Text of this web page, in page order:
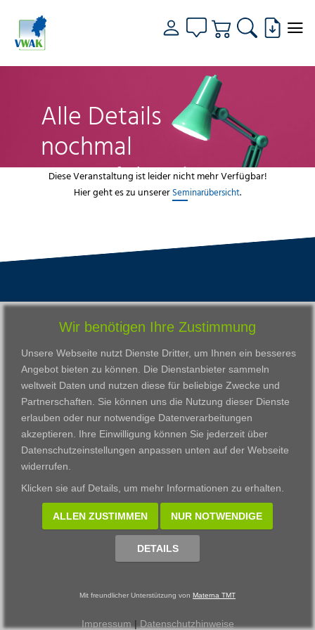
Alle Details
nochmal
genau fokussiert
Diese Veranstaltung ist leider nicht mehr Verfügbar!
Hier geht es zu unserer Seminarübersicht.
VWAK
Karriere
Kontakt
Download
Impressum
Datenschutzerklärung
Standorte
Darmstadt
Frankfurt am Main
Gießen
Kassel
Wiesbaden
Fortbildungszentrum
Bildungsangebot
Ausbildung
Zertifikatslehrgänge
Fortbildung
© 2002 - 2026 Materna TMT GmbH, powered by CARUSO
Wir benötigen Ihre Zustimmung
Unsere Webseite nutzt Dienste Dritter, um Ihnen ein besseres
Angebot bieten zu können. Die Dienstanbieter sammeln
weltweit Daten und nutzen diese für beliebige Zwecke und
Partnerschaften. Sie können uns die Nutzung dieser Dienste
erlauben oder nur notwendige Datenverarbeitungen
akzeptieren. Ihre Einwilligung können Sie jederzeit über
Datenschutzeinstellungen anpassen unten auf der Webseite
widerrufen.
Klicken sie auf Details, um mehr Informationen zu erhalten.
ALLEN ZUSTIMMEN NUR NOTWENDIGE
DETAILS
Mit freundlicher Unterstützung von Materna TMT
Impressum | Datenschutzhinweise